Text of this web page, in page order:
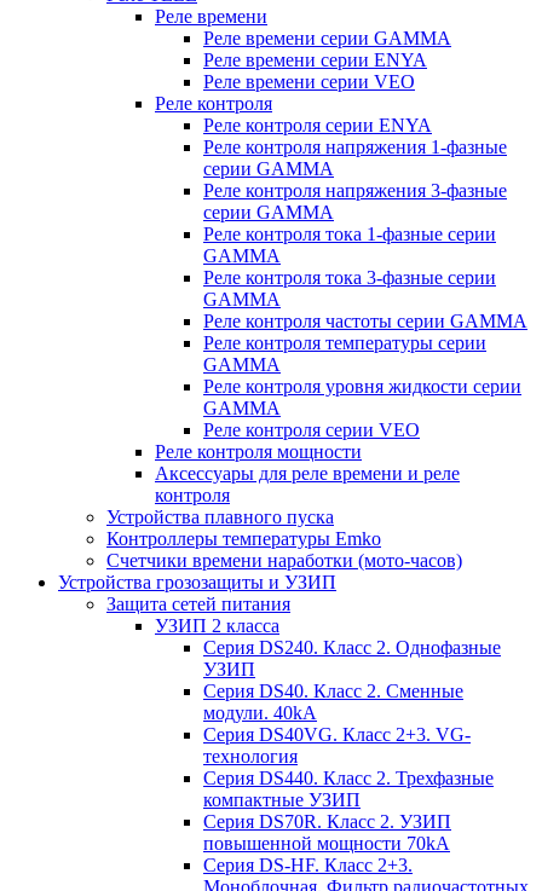
Реле времени
Реле времени серии GAMMA
Реле времени серии ENYA
Реле времени серии VEO
Реле контроля
Реле контроля серии ENYA
Реле контроля напряжения 1-фазные
серии GAMMA
Реле контроля напряжения 3-фазные
серии GAMMA
Реле контроля тока 1-фазные серии
GAMMA
Реле контроля тока 3-фазные серии
GAMMA
Реле контроля частоты серии GAMMA
Реле контроля температуры серии
GAMMA
Реле контроля уровня жидкости серии
GAMMA
Реле контроля серии VEO
Реле контроля мощности
Аксессуары для реле времени и реле
контроля
Устройства плавного пуска
Контроллеры температуры Emko
Счетчики времени наработки (мото-часов)
Устройства грозозащиты и УЗИП
Защита сетей питания
УЗИП 2 класса
Серия DS240. Класс 2. Однофазные
УЗИП
Серия DS40. Класс 2. Сменные
модули. 40kA
Серия DS40VG. Класс 2+3. VG-
технология
Серия DS440. Класс 2. Трехфазные
компактные УЗИП
Серия DS70R. Класс 2. УЗИП
повышенной мощности 70kA
Серия DS-HF. Класс 2+3.